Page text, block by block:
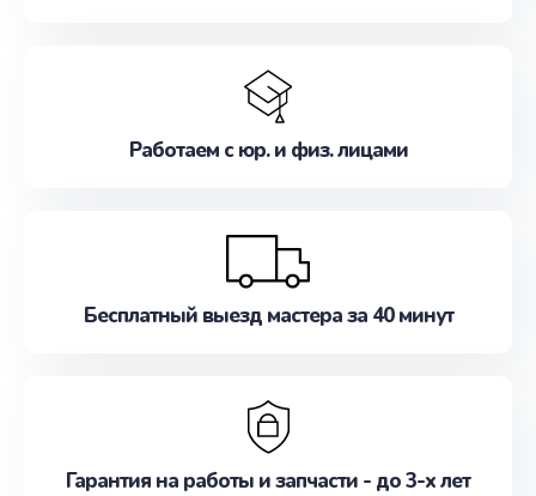
Работаем с юр. и физ. лицами
Бесплатный выезд мастера за 40 минут
Гарантия на работы и запчасти - до 3-х лет